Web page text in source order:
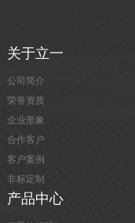
关于立一
公司简介
荣誉资质
企业形象
合作客户
客户案例
非标定制
产品中心